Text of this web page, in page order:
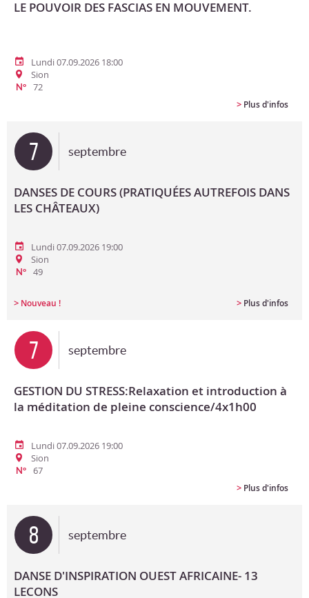
LE POUVOIR DES FASCIAS EN MOUVEMENT.
Lundi 07.09.2026 18:00
Sion
N°
72
> Plus d'infos
7 septembre
DANSES DE COURS (PRATIQUÉES AUTREFOIS DANS
LES CHÂTEAUX)
Lundi 07.09.2026 19:00
Sion
N° 49
> Nouveau ! > Plus d'infos
7 septembre
GESTION DU STRESS:Relaxation et introduction à
la méditation de pleine conscience/4x1h00
Lundi 07.09.2026 19:00
Sion
N°
67
> Plus d'infos
8 septembre
DANSE D'INSPIRATION OUEST AFRICAINE- 13
LECONS